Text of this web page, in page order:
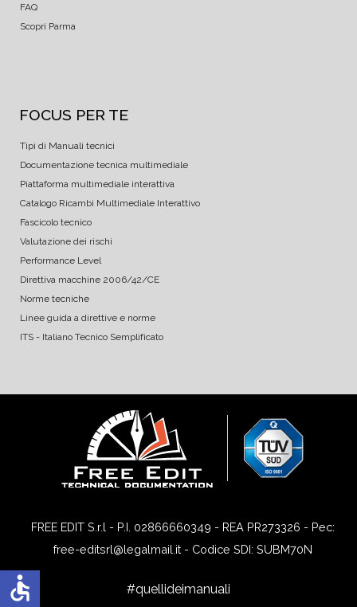
FAQ
Scopri Parma
FOCUS PER TE
Tipi di Manuali tecnici
Documentazione tecnica multimediale
Piattaforma multimediale interattiva
Catalogo Ricambi Multimediale Interattivo
Fascicolo tecnico
Valutazione dei rischi
Performance Level
Direttiva macchine 2006/42/CE
Norme tecniche
Linee guida a direttive e norme
ITS - Italiano Tecnico Semplificato
FREE EDIT S.r.l - P.I. 02866660349 - REA PR273326 - Pec:
free-editsrl@legalmail.it - Codice SDI: SUBM70N
#quellideimanuali
accessible